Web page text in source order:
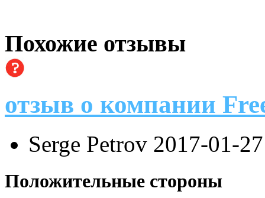
Похожие отзывы
отзыв о компании
Serge Petrov 2017-01-
Положительные стороны